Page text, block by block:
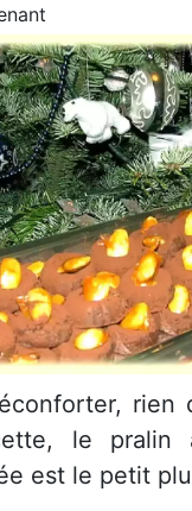
rien
le pralin
est le petit